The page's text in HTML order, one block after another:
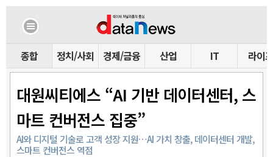
종합 정치/사회 경제/금융 산업 IT 라이프
대원씨티에스 “AI 기반 데이터센터, 스
마트 컨버전스 집중”
AI와 디지털 기술로 고객 성장 지원…AI 가치 창출, 데이터센터 개발,
스마트 컨버전스 역점